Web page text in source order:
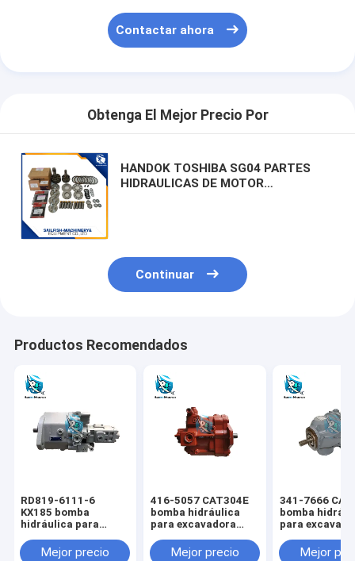
Contactar ahora
Obtenga El Mejor Precio Por
HANDOK TOSHIBA SG04 PARTES
HIDRAULICAS DE MOTOR
Continuar
Productos Recomendados
RD819-6111-6
KX185 bomba
hidráulica para
Mejor precio
416-5057 CAT304E
bomba hidráulica
para excavadora
Mejor precio
341-7666
bomba
para
Mejor